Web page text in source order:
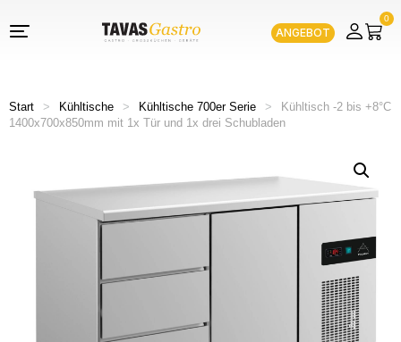
ANGEBOT
0
Start > Kühltische > Kühltische 700er Serie >
Kühltisch -2 bis +8°C
1400x700x850mm mit 1x Tür und 1x drei Schubladen